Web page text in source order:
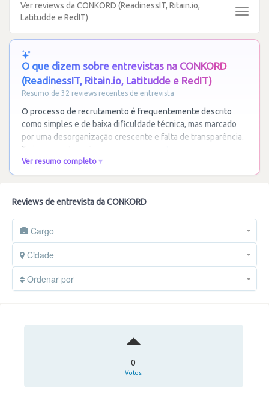
Ver reviews da CONKORD (ReadinessIT, Ritain.io,
Latitudde e RedIT)
Toggle
O que dizem sobre entrevistas na CONKORD
(ReadinessIT, Ritain.io, Latitudde e RedIT)
Resumo de 32 reviews recentes de entrevista
O processo de recrutamento é frequentemente descrito
como simples e de baixa dificuldade técnica, mas marcado
por uma desorganização crescente e falta de transparência.
Embora as interações iniciais com os
Ver resumo completo
Reviews de entrevista da CONKORD
Cargo
Cidade
Ordenar por
0
Votos